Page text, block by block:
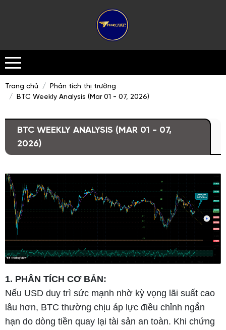
Trang chủ
Phân tích thị trường
BTC Weekly Analysis (Mar 01 - 07, 2026)
BTC WEEKLY ANALYSIS (MAR 01 - 07,
2026)
1. PHÂN TÍCH CƠ BẢN:
Nếu USD duy trì sức mạnh nhờ kỳ vọng lãi suất cao
lâu hơn, BTC thường chịu áp lực điều chỉnh ngắn
hạn do dòng tiền quay lại tài sản an toàn. Khi chứng